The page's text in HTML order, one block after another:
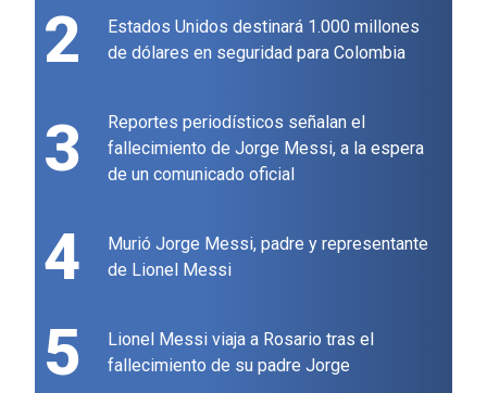
2
Estados Unidos destinará 1.000 millones
de dólares en seguridad para Colombia
3
Reportes periodísticos señalan el
fallecimiento de Jorge Messi, a la espera
de un comunicado oficial
4
Murió Jorge Messi, padre y representante
de Lionel Messi
5
Lionel Messi viaja a Rosario tras el
fallecimiento de su padre Jorge